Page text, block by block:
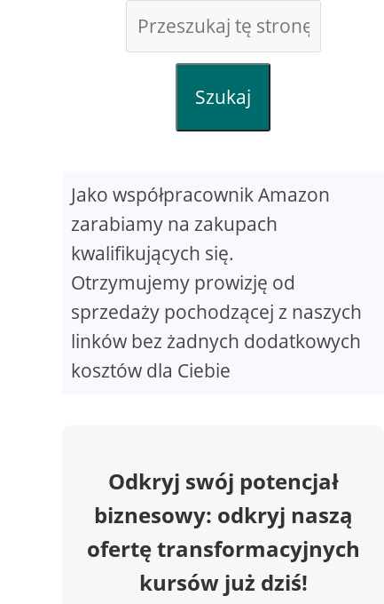
Szukaj
Jako współpracownik Amazon
zarabiamy na zakupach
kwalifikujących się.
Otrzymujemy prowizję od
sprzedaży pochodzącej z naszych
linków bez żadnych dodatkowych
kosztów dla Ciebie
Odkryj swój potencjał
biznesowy: odkryj naszą
ofertę transformacyjnych
kursów już dziś!